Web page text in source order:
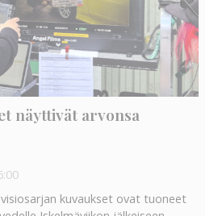
näyttivät arvonsa
kuvaukset ovat tuoneet